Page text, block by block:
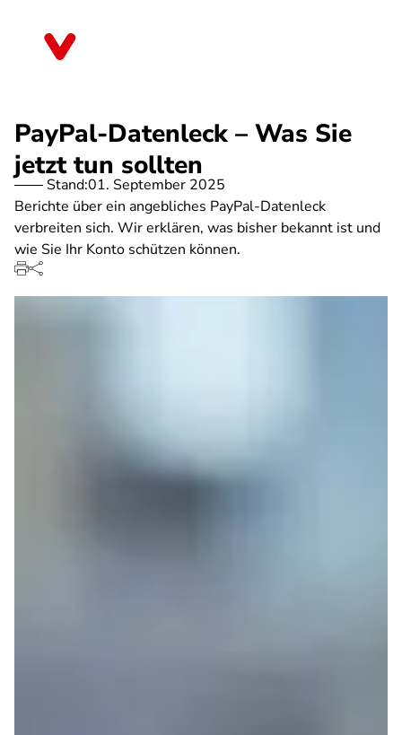
PayPal-Datenleck – Was Sie
jetzt tun sollten
Stand:01. September 2025
Berichte über ein angebliches PayPal-Datenleck
verbreiten sich. Wir erklären, was bisher bekannt ist und
wie Sie Ihr Konto schützen können.